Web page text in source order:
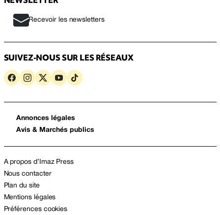
Recevoir les newsletters
SUIVEZ-NOUS SUR LES RÉSEAUX
Annonces légales
Avis & Marchés publics
A propos d’Imaz Press
Nous contacter
Plan du site
Mentions légales
Préférences cookies